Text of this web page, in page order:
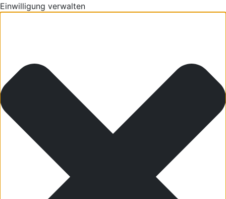
Einwilligung verwalten